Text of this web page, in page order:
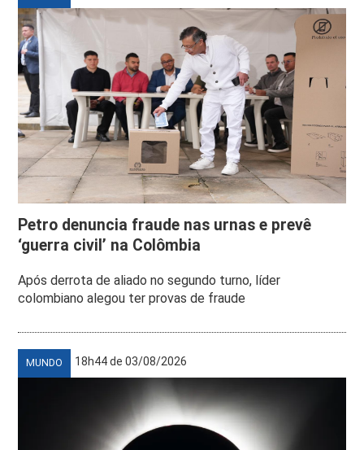
Petro denuncia fraude nas urnas e prevê
‘guerra civil’ na Colômbia
Após derrota de aliado no segundo turno, líder
colombiano alegou ter provas de fraude
MUNDO 18h44 de 03/08/2026